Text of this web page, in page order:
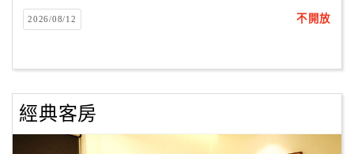
戶
客
服
聯
2026/08/12 不開放
經典客房